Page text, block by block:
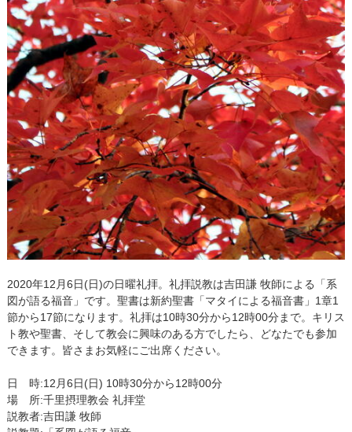
2020年12月6日(日)の日曜礼拝。礼拝説教は吉田謙 牧師による「系
図が語る福音」です。聖書は新約聖書「マタイによる福音書」1章1
節から17節になります。礼拝は10時30分から12時00分まで。キリス
ト教や聖書、そして教会に興味のある方でしたら、どなたでも参加
できます。皆さまお気軽にご出席ください。
日 時:12月6日(日) 10時30分から12時00分
場 所:千里摂理教会 礼拝堂
説教者:吉田謙 牧師